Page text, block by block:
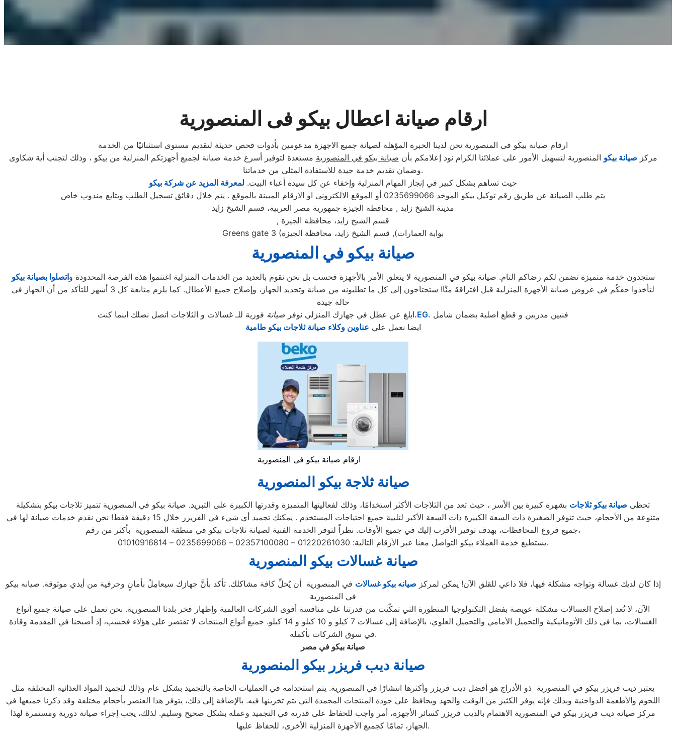
ارقام صيانة اعطال بيكو فى المنصورية
ارقام صيانة بيكو فى المنصورية نحن لدينا الخبرة المؤهلة لصيانة جميع الاجهزة مدعومين بأدوات فحص حديثة لتقديم مستوى استثنائيًا من الخدمة
مركز صيانة بيكو المنصورية لتسهيل الأمور على عملائنا الكرام نود إعلامكم بأن صيانة بيكو في المنصورية مستعدة لتوفير أسرع خدمة صيانة لجميع أجهزتكم المنزلية من بيكو ، وذلك لتجنب أية شكاوى
وضمان تقديم خدمة جيدة للاستفادة المثلى من خدماتنا.
حيث تساهم بشكل كبير في إنجاز المهام المنزلية وإخفاء عن كل سيدة أعباء البيت. لمعرفة المزيد عن شركة بيكو
يتم طلب الصيانة عن طريق رقم توكيل بيكو الموحد 0235699066 أو الموقع الالكترونى او الارقام المبينة بالموقع . يتم خلال دقائق تسجيل الطلب ويتابع مندوب خاص
مدينة الشيخ زايد , محافظة الجيزة جمهورية مصر العربية، قسم الشيخ زايد
, قسم الشيخ زايد، محافظة الجيزة
Greens gate 3 (بوابة العمارات), قسم الشيخ زايد، محافظة الجيزة
صيانة بيكو في المنصورية
ستجدون خدمة متميزة تضمن لكم رضاكم التام. صيانة بيكو في المنصورية لا يتعلق الأمر بالأجهزة فحسب بل نحن نقوم بالعديد من الخدمات المنزلية اغتنموا هذه الفرصة المحدودة واتصلوا بصيانة بيكو
لتأخذوا حقكُم في عروض صيانة الأجهزة المنزلية قبل افتراقهُ منَّا! ستحتاجون إلى كل ما تطلبونه من صيانة وتجديد الجهاز، وإصلاح جميع الأعطال. كما يلزم متابعة كل 3 أشهر للتأكد من أن الجهاز في
حالة جيدة
ابلغ عن عطل في جهازك المنزلي نوفر صيانة فورية للـ غسالات و الثلاجات اتصل نصلك اينما كنت .EG. فنيين مدربين و قطع اصلية بضمان شامل
ايضا نعمل علي عناوين وكلاء صيانة ثلاجات بيكو طامية
ارقام صيانة بيكو فى المنصورية
صيانة ثلاجة بيكو المنصورية
تحظى صيانة بيكو ثلاجات بشهرة كبيرة بين الأسر ، حيث تعد من الثلاجات الأكثر استخدامًا، وذلك لفعاليتها المتميزة وقدرتها الكبيرة على التبريد. صيانة بيكو في المنصورية تتميز ثلاجات بيكو بتشكيلة
متنوعة من الأحجام، حيث تتوفر الصغيرة ذات السعة الكبيرة ذات السعة الأكبر لتلبية جميع احتياجات المستخدم . يمكنك تجميد أي شيء في الفريزر خلال 15 دقيقة فقط! نحن نقدم خدمات صيانة لها في
جميع فروع المحافظات، بهدف توفير الأقرب إليك في جميع الأوقات. نظراً لتوفر الخدمة الفنية لصيانة ثلاجات بيكو في منطقة المنصورية بأكثر من رقم،
يستطيع خدمة العملاء بيكو التواصل معنا عبر الأرقام التالية: 01220261030 – 02357100080 – 0235699066 – 01010916814.
صيانة غسالات بيكو المنصورية
إذا كان لديك غسالة وتواجه مشكلة فيها، فلا داعي للقلق الآن! يمكن لمركز صيانه بيكو غسالات في المنصورية أن يُحلِّ كافة مشاكلك. تأكد بأنَّ جهازك سيعامِلُ بأمانٍ وحرفية من أيدي موثوقة. صيانه بيكو
في المنصورية
الآن، لا تُعد إصلاح الغسالات مشكلة عويصة بفضل التكنولوجيا المتطورة التي تمكّنت من قدرتنا على منافسة أقوى الشركات العالمية وإظهار فخر بلدنا المنصورية. نحن نعمل على صيانة جميع أنواع
الغسالات، بما في ذلك الأتوماتيكية والتحميل الأمامي والتحميل العلوي، بالإضافة إلى غسالات 7 كيلو و 10 كيلو و 14 كيلو. جميع أنواع المنتجات لا تقتصر على هؤلاء فحسب، إذ أصبحنا في المقدمة وقادة
في سوق الشركات بأكمله.
صيانة بيكو في مصر
صيانة ديب فريزر بيكو المنصورية
يعتبر ديب فريزر بيكو في المنصورية ذو الأدراج هو أفضل ديب فريزر وأكثرها انتشارًا في المنصورية. يتم استخدامه في العمليات الخاصة بالتجميد بشكل عام وذلك لتجميد المواد الغذائية المختلفة مثل
اللحوم والأطعمة الدواجنية وبذلك فإنه يوفر الكثير من الوقت والجهد ويحافظ على جودة المنتجات المجمدة التي يتم تخزينها فيه. بالإضافة إلى ذلك، يتوفر هذا العنصر بأحجام مختلفة وقد ذكرنا جميعها في
مركز صيانه ديب فريزر بيكو في المنصورية الاهتمام بالديب فريزر كسائر الأجهزة، أمر واجب للحفاظ على قدرته في التجميد وعمله بشكل صحيح وسليم. لذلك، يجب إجراء صيانة دورية ومستمرة لهذا
الجهاز، تمامًا كجميع الأجهزة المنزلية الأخرى، للحفاظ عليها.